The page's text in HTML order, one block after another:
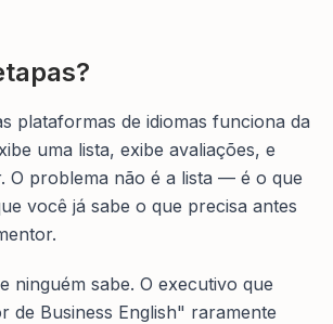
plataformas de idiomas funciona da
uma lista, exibe avaliações, e
O problema não é a lista — é o que
você já sabe o que precisa antes
ninguém sabe. O executivo que
de Business English" raramente